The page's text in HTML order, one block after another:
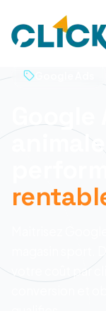
Google
Maitrisez
magasin sport.
votre coût par
conversion et